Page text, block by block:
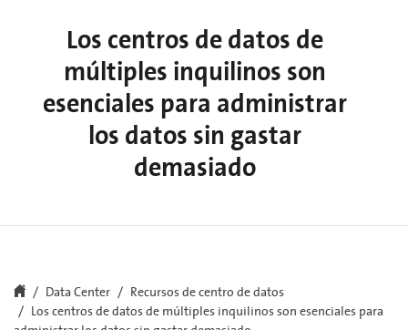
Los centros de datos de
múltiples inquilinos son
esenciales para administrar
los datos sin gastar
demasiado
Data Center
Recursos de centro de datos
Los centros de datos de múltiples inquilinos son esenciales para